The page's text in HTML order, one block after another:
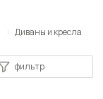
Диваны и кресла
фильтр